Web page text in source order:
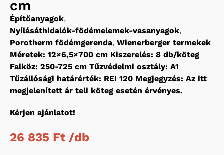
cm
Építőanyagok,
Nyílásáthidalók-födémelemek-vasanyagok,
Porotherm födémgerenda, Wienerberger termekek
Méretek: 12×6,5×700 cm Kiszerelés: 8 db/köteg
Falköz: 250-725 cm Tűzvédelmi osztály: A1
Tűzállósági határérték: REI 120 Megjegyzés: Az itt
megjelenített ár teli köteg esetén érvényes.
Kérjen ajánlatot!
26 835 Ft /db